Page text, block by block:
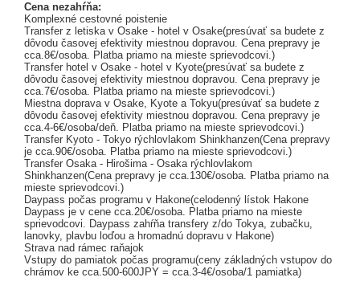
Cena nezahŕňa:
Komplexné cestovné poistenie
Transfer z letiska v Osake - hotel v Osake(presúvať sa budete z
dôvodu časovej efektivity miestnou dopravou. Cena prepravy je
cca.8€/osoba. Platba priamo na mieste sprievodcovi.)
Transfer hotel v Osake - hotel v Kyote(presúvať sa budete z
dôvodu časovej efektivity miestnou dopravou. Cena prepravy je
cca.7€/osoba. Platba priamo na mieste sprievodcovi.)
Miestna doprava v Osake, Kyote a Tokyu(presúvať sa budete z
dôvodu časovej efektivity miestnou dopravou. Cena prepravy je
cca.4-6€/osoba/deň. Platba priamo na mieste sprievodcovi.)
Transfer Kyoto - Tokyo rýchlovlakom Shinkhanzen(Cena prepravy
je cca.90€/osoba. Platba priamo na mieste sprievodcovi.)
Transfer Osaka - Hirošima - Osaka rýchlovlakom
Shinkhanzen(Cena prepravy je cca.130€/osoba. Platba priamo na
mieste sprievodcovi.)
Daypass počas programu v Hakone(celodenný lístok Hakone
Daypass je v cene cca.20€/osoba. Platba priamo na mieste
sprievodcovi. Daypass zahŕňa transfery z/do Tokya, zubačku,
lanovky, plavbu loďou a hromadnú dopravu v Hakone)
Strava nad rámec raňajok
Vstupy do pamiatok počas programu(ceny základných vstupov do
chrámov ke cca.500-600JPY = cca.3-4€/osoba/1 pamiatka)